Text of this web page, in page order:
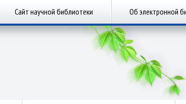
Сайт научной библиотеки Об электронной